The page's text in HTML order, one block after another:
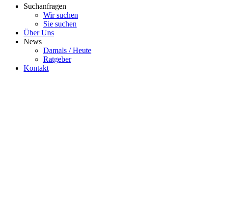
Suchanfragen
Wir suchen
Sie suchen
Über Uns
News
Damals / Heute
Ratgeber
Kontakt